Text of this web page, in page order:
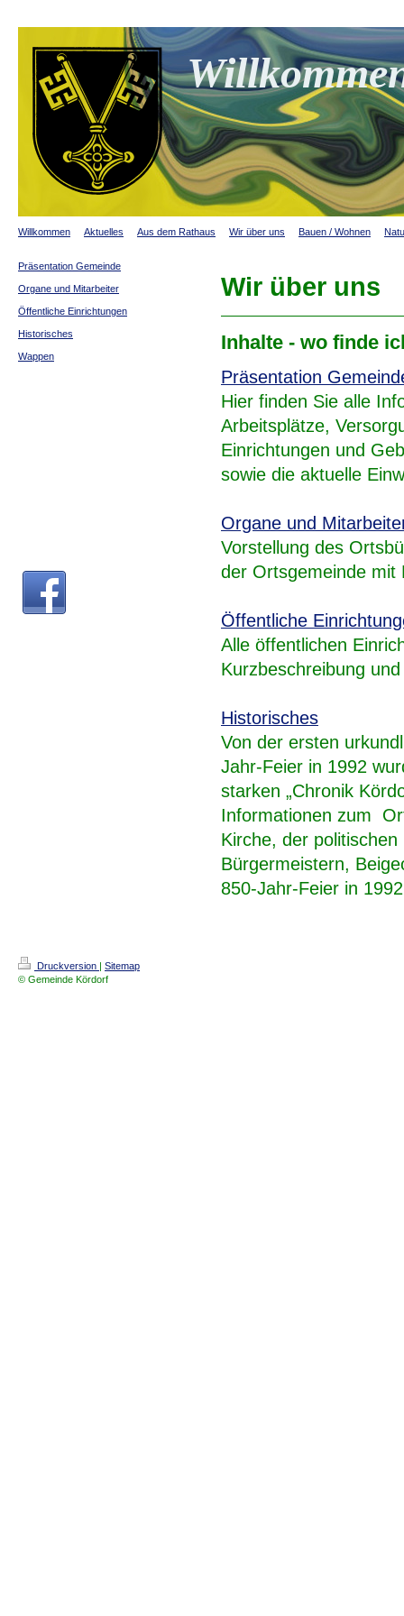
Willkommen Aktuelles Aus dem Rathaus Wir über uns Bauen / Wohnen
Wir über uns
Inhalte - wo finde
Präsentation
Hier finden Sie alle
Arbeitsplätze,
Einrichtungen und
sowie die aktuelle
Organe und
Vorstellung des
der Ortsgemeinde mit
Öffentliche
Alle öffentlichen
Kurzbeschreibung
Historisches
Von der ersten
Jahr-Feier in 1992
starken „Chronik
Informationen zum
Kirche, der
Bürgermeistern,
850-Jahr-Feier in
Präsentation Gemeinde
Organe und Mitarbeiter
Öffentliche Einrichtungen
Historisches
Wappen
Druckversion | Sitemap
© Gemeinde Kördorf